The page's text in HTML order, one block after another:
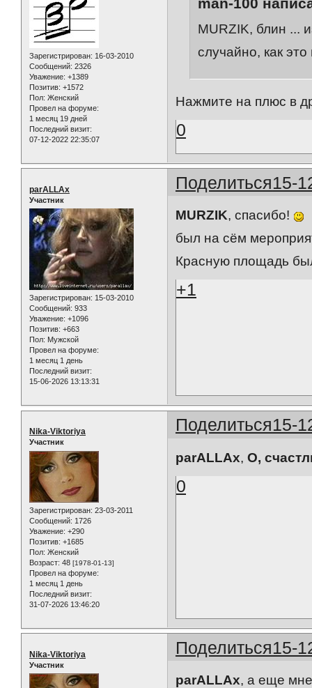
Зарегистрирован: 16-03-2010
Сообщений: 2326
Уважение: +1389
Позитив: +1572
Пол: Женский
Провел на форуме:
1 месяц 19 дней
Последний визит:
07-12-2022 22:35:07
MURZIK, блин ...
случайно, как
Нажмите на плюс в
0
Поделиться15-
parALLAx
Участник
Зарегистрирован: 15-03-2010
Сообщений: 933
Уважение: +1096
Позитив: +663
Пол: Мужской
Провел на форуме:
1 месяц 1 день
Последний визит:
15-06-2026 13:13:31
MURZIK, спасибо!
был на сём
Красную площадь
+1
Поделиться15-
Nika-Viktoriya
Участник
Зарегистрирован: 23-03-2011
Сообщений: 1726
Уважение: +290
Позитив: +1685
Пол: Женский
Возраст: 48 [1978-01-13]
Провел на форуме:
1 месяц 1 день
Последний визит:
31-07-2026 13:46:20
parALLAx,О,
0
Поделиться15-
Nika-Viktoriya
Участник
parALLAx, а еще мне